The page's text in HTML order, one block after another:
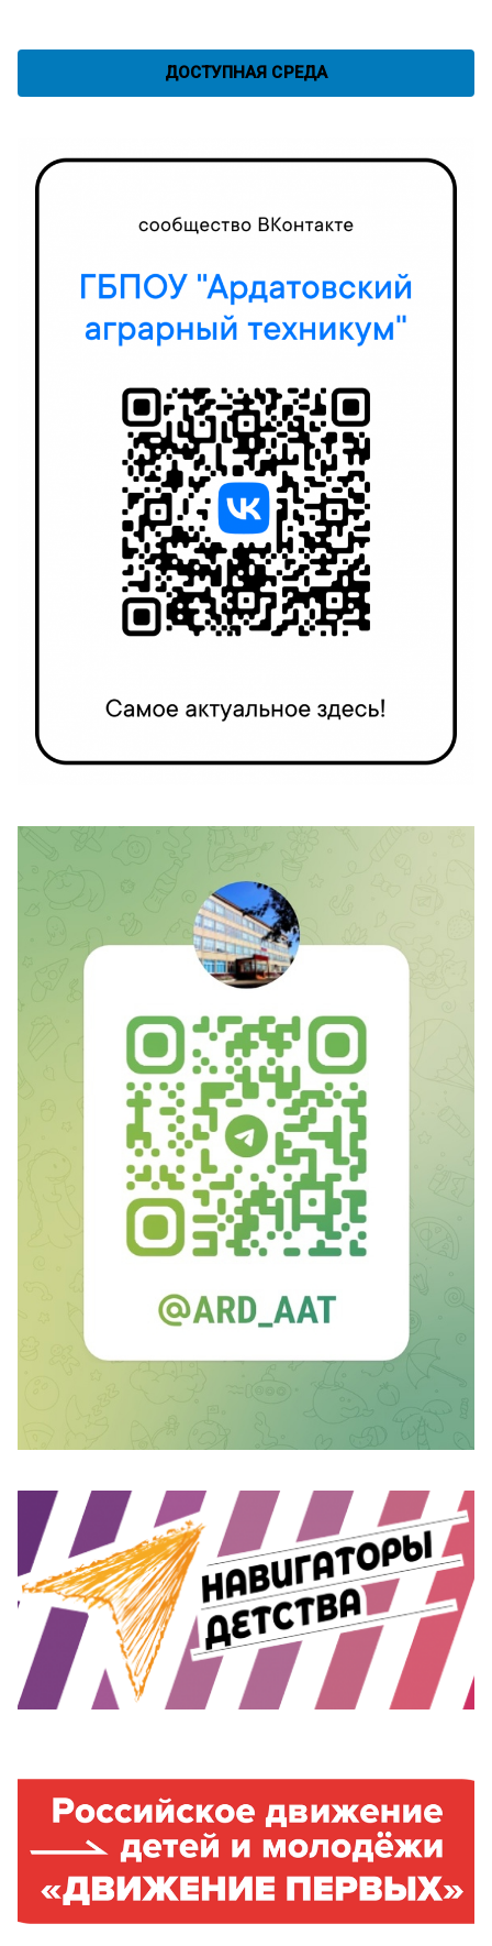
ДОСТУПНАЯ СРЕДА